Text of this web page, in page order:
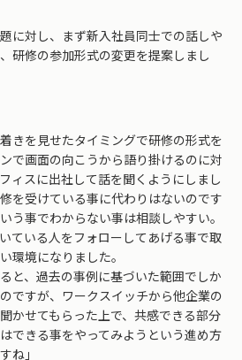
に対し、まず新入社員同士での話しや
研修の参加形式の変更を提案しまし
きを見せたタイミングで研修の形式を
で画面の向こうから語り掛けるのに対
ィスに出社して話を聞くようにしまし
を受けている事に代わりはないのです
う事でわからない事は相談しやすい。
ている人をフォローしてあげる事で取
環境になりました。
と、過去の事例に基づいた範囲でしか
ですが、ワークスイッチから他企業の
かせてもらった上で、共感できる部分
できる事をやってみようという進め方
ね」